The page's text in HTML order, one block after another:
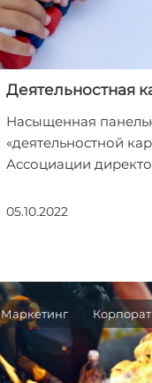
Деятельностная
Насыщенная
«деятельностной
Ассоциации
05.10.2022
Маркетинг